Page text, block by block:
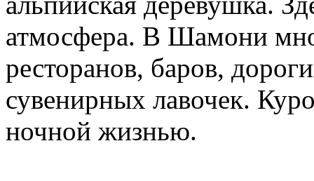
атмосфера. В Шамони
ресторанов, баров,
сувенирных лавочек.
ночной жизнью.